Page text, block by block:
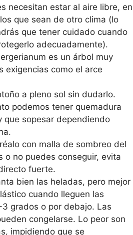
necesitan estar al aire libre, en
que sean de otro clima (lo
que tener cuidado cuando
adecuadamente).
es un árbol muy
exigencias como el arce
a pleno sol sin dudarlo.
podemos tener quemadura
que sopesar dependiendo
con malla de sombreo del
o no puedes conseguir, evita
fuerte.
bien las heladas, pero mejor
cuando lleguen las
grados o por debajo. Las
congelarse. Lo peor son
impidiendo que se